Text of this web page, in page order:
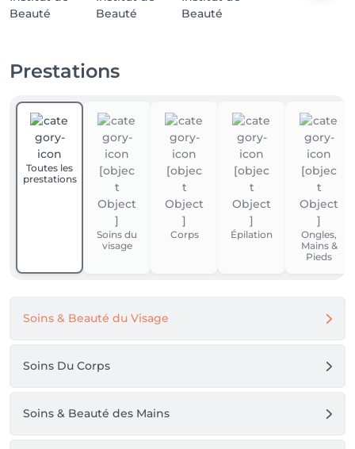
Prestations
Toutes les
prestations
Soins du
visage
Corps Épilation
Ongles,
Mains &
Pieds
Soins & Beauté du Visage
Soins Du Corps
Soins & Beauté des Mains